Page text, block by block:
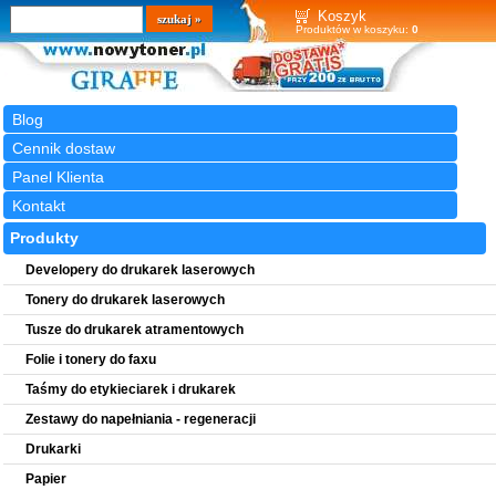
Koszyk
Produktów w koszyku: 0
Blog
Cennik dostaw
Panel Klienta
Kontakt
Wyszukiwarka
szukaj
Produkty
Developery do drukarek laserowych
Tonery do drukarek laserowych
Tusze do drukarek atramentowych
Folie i tonery do faxu
Taśmy do etykieciarek i drukarek
Zestawy do napełniania - regeneracji
Drukarki
Papier